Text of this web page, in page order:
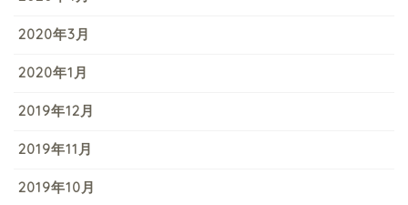
2020年3月
2020年1月
2019年12月
2019年11月
2019年10月